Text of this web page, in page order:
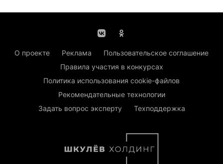
О проекте Реклама
Пользовательское соглашение
Правила участия в конкурсах
Политика использования cookie-файлов
Рекомендательные технологии
Задать вопрос эксперту
Техподдержка